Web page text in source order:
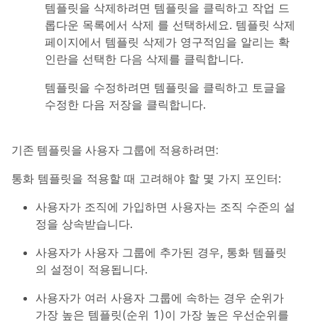
템플릿을 삭제하려면 템플릿을 클릭하고 작업 드
롭다운 목록에서 삭제 를 선택하세요. 템플릿 삭제
페이지에서 템플릿 삭제가 영구적임을 알리는 확
인란을 선택한 다음 삭제를 클릭합니다.
템플릿을 수정하려면 템플릿을 클릭하고 토글을
수정한 다음 저장을 클릭합니다.
기존 템플릿을 사용자 그룹에 적용하려면:
통화 템플릿을 적용할 때 고려해야 할 몇 가지 포인터:
사용자가 조직에 가입하면 사용자는 조직 수준의 설
정을 상속받습니다.
사용자가 사용자 그룹에 추가된 경우, 통화 템플릿
의 설정이 적용됩니다.
사용자가 여러 사용자 그룹에 속하는 경우 순위가
가장 높은 템플릿(순위 1)이 가장 높은 우선순위를